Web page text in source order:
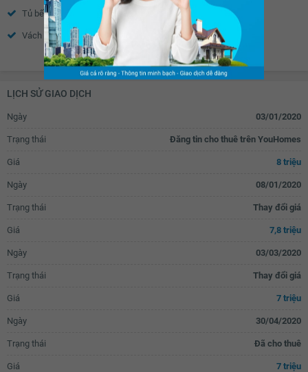
Tủ bếp Máy rửa bát
Vách kính nhà tắm Toilet
Quạt thông gió Bồn rửa mặt
Chắn ban công
Xem thêm
LỊCH SỬ GIAO DỊCH
Ngày 03/01/2020
Trạng thái Đăng tin cho thuê trên YouHomes
Giá 8 triệu
Ngày 08/01/2020
Trạng thái Thay đổi giá
Giá 7,8 triệu
Ngày 03/03/2020
Trạng thái Thay đổi giá
Giá 7 triệu
Ngày 30/04/2020
Trạng thái Đã cho thuê
Giá 7 triệu